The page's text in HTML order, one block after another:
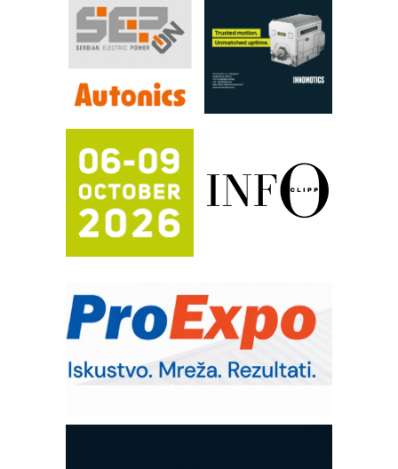
RILINEX kompanije Rittal
FANUC: Najbolje za vašu pametnu
automatizaciju
Efikasno upravljanje energijom
Automatizacija pakovanja · Display
Potpuna efikasnost bez složenih
sistema
Trajna oznaka kao dugoročna korist
Bezbednost na prvom mestu!
IB BLUMENAUER - više od 40 godina
poverenja u industriji
– Pametna signalizacija za efikasnije
upravljanje mašinama
Sigurnije ispitivanje transformatora u
solarnim elektranama i vetroparkovima
Pranje točkova na gradilištu- standard
Proizvodnja iC7 Hybrid 1500 VDC